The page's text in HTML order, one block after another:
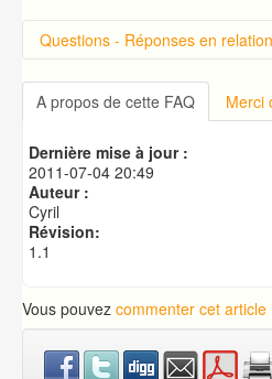
Questions - Réponses en relation
Connexion à cPanel
Changer le mot de passe
Publication de votre site web
Utilisation d'un fichier
A propos de cette FAQ Merci
Dernière mise à jour :
2011-07-04 20:49
Auteur :
Cyril
Révision:
1.1
Vous pouvez commenter cet article